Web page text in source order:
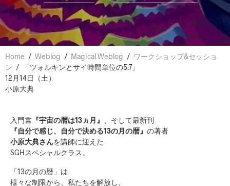
Home / Weblog / Magical Weblog / ワークショップ&セッショ
ン /
「ツォルキンとサイ時間単位の5:7」
12月14日（土）
小原大典
入門書 『宇宙の暦は13ヵ月』
、そして最新刊
『自分で感じ、自分で決める13の月の暦』 の著者
小原大典さんを講師に迎えた
SGHスペシャルクラス。
「13の月の暦」は
様々な制限から、私たちを解放し、